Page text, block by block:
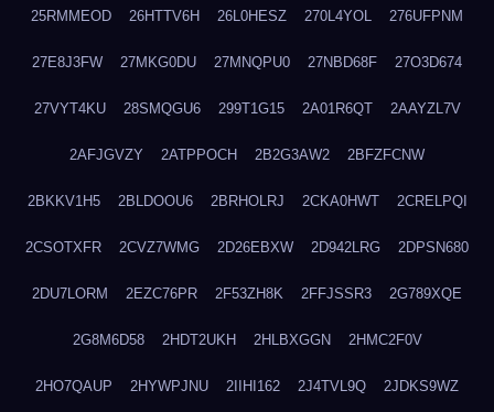
25RMMEOD 26HTTV6H 26L0HESZ 270L4YOL 276UFPNM
27E8J3FW 27MKG0DU 27MNQPU0 27NBD68F 27O3D674
27VYT4KU 28SMQGU6 299T1G15 2A01R6QT 2AAYZL7V
2AFJGVZY 2ATPPOCH 2B2G3AW2 2BFZFCNW
2BKKV1H5 2BLDOOU6 2BRHOLRJ 2CKA0HWT 2CRELPQI
2CSOTXFR 2CVZ7WMG 2D26EBXW 2D942LRG 2DPSN680
2DU7LORM 2EZC76PR 2F53ZH8K 2FFJSSR3 2G789XQE
2G8M6D58 2HDT2UKH 2HLBXGGN 2HMC2F0V
2HO7QAUP 2HYWPJNU 2IIHI162 2J4TVL9Q 2JDKS9WZ